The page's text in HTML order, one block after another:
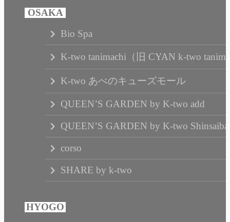
Bio Spa
K-two tanimachi（旧 CYAN k-two
K-two あべのキューズモール
QUEEN’S GARDEN by K-two add
QUEEN’S GARDEN by K-two
corso
SHARE by k-two